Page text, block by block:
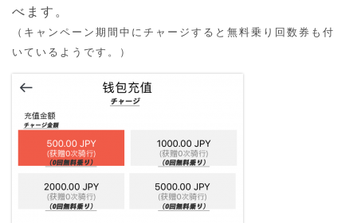
べます。
（キャンペーン期間中にチャージすると無料乗り回数券も付
いているようです。）